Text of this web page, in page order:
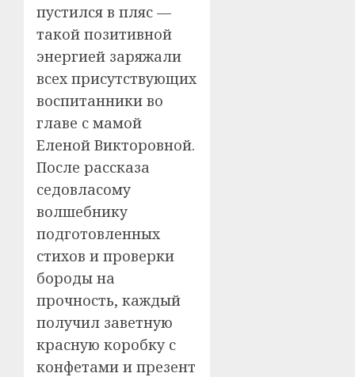
пустился в пляс —
такой позитивной
энергией заряжали
всех присутствующих
воспитанники во
главе с мамой
Еленой Викторовной.
После рассказа
седовласому
волшебнику
подготовленных
стихов и проверки
бороды на
прочность, каждый
получил заветную
красную коробку с
конфетами и презент